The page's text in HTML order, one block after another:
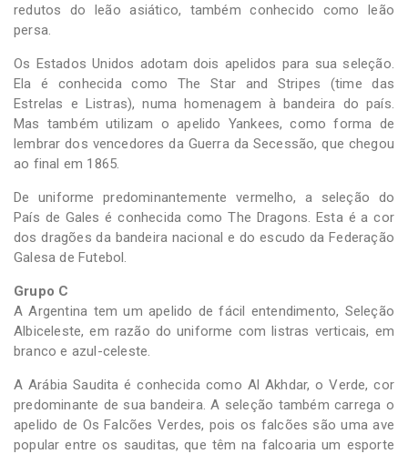
redutos do leão asiático, também conhecido como leão
persa.
Os Estados Unidos adotam dois apelidos para sua seleção.
Ela é conhecida como The Star and Stripes (time das
Estrelas e Listras), numa homenagem à bandeira do país.
Mas também utilizam o apelido Yankees, como forma de
lembrar dos vencedores da Guerra da Secessão, que chegou
ao final em 1865.
De uniforme predominantemente vermelho, a seleção do
País de Gales é conhecida como The Dragons. Esta é a cor
dos dragões da bandeira nacional e do escudo da Federação
Galesa de Futebol.
Grupo C
A Argentina tem um apelido de fácil entendimento, Seleção
Albiceleste, em razão do uniforme com listras verticais, em
branco e azul-celeste.
A Arábia Saudita é conhecida como Al Akhdar, o Verde, cor
predominante de sua bandeira. A seleção também carrega o
apelido de Os Falcões Verdes, pois os falcões são uma ave
popular entre os sauditas, que têm na falcoaria um esporte